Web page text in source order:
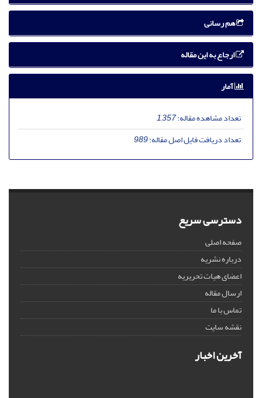
هم رسانی
ارجاع به این مقاله
آمار
تعداد مشاهده مقاله:1,357
تعداد دریافت فایل اصل مقاله:989
دسترسی سریع
صفحه اصلی
درباره نشریه
اعضای هیات تحریریه
ارسال مقاله
تماس با ما
نقشه سایت
آخرین اخبار